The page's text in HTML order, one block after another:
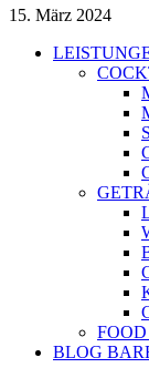
15. März 2024
BLOG